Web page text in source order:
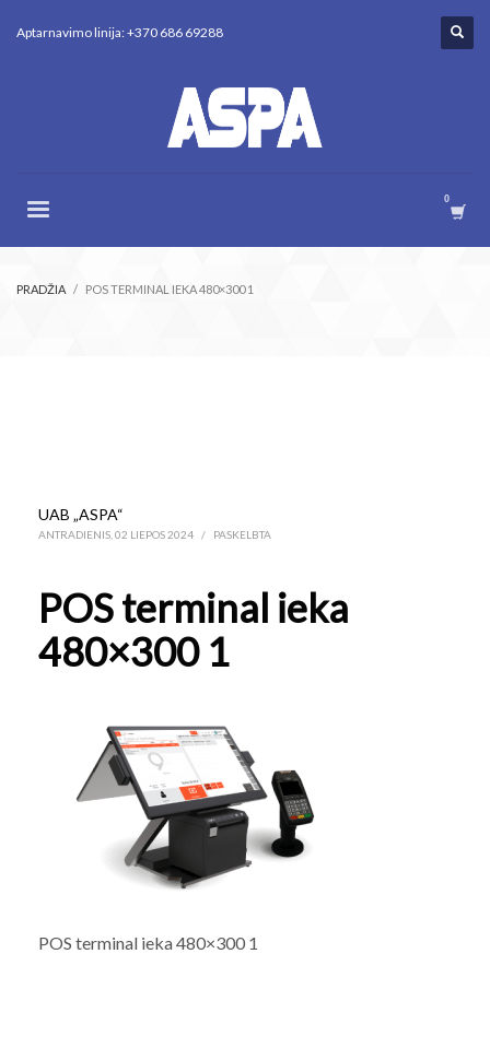
Aptarnavimo linija: +370 686 69288
PRADŽIA POS TERMINAL IEKA 480×300 1
UAB „ASPA“
ANTRADIENIS, 02 LIEPOS 2024 / PASKELBTA
POS terminal ieka
480×300 1
POS terminal ieka 480×300 1